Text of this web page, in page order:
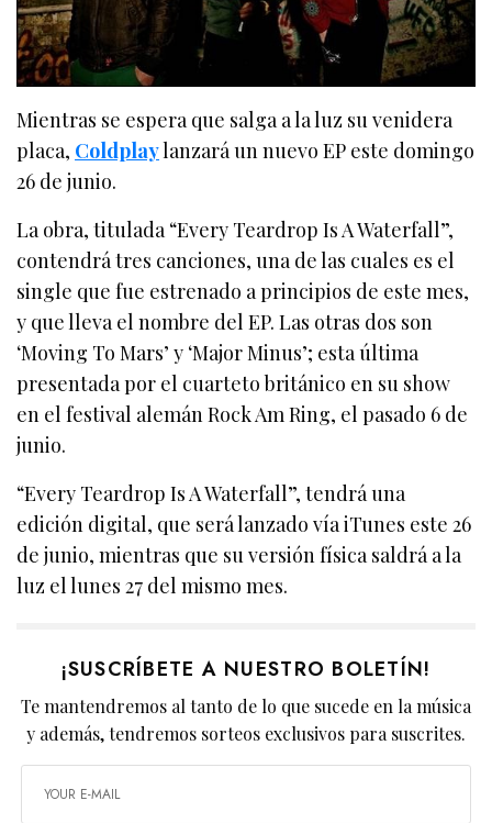
Mientras se espera que salga a la luz su venidera
placa, Coldplaylanzará un nuevo EP este domingo
26 de junio.
La obra, titulada “Every Teardrop Is A Waterfall”,
contendrá tres canciones, una de las cuales es el
single que fue estrenado a principios de este mes,
y que lleva el nombre del EP. Las otras dos son
‘Moving To Mars’ y ‘Major Minus’; esta última
presentada por el cuarteto británico en su show
en el festival alemán Rock Am Ring, el pasado 6 de
junio.
“Every Teardrop Is A Waterfall”, tendrá una
edición digital, que será lanzado vía iTunes este 26
de junio, mientras que su versión física saldrá a la
luz el lunes 27 del mismo mes.
¡SUSCRÍBETE A NUESTRO BOLETÍN!
Te mantendremos al tanto de lo que sucede en la música
y además, tendremos sorteos exclusivos para suscrites.